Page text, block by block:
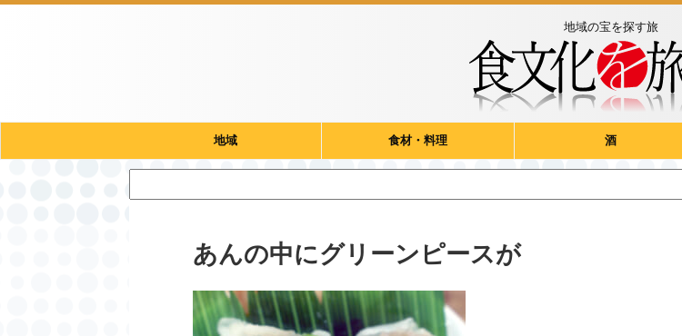
地域の宝を探す旅
地域 食材・料理 酒
あんの中にグリーンピースが